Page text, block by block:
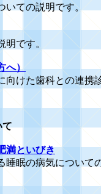
ての説明です。
です。
へ）
向けた歯科との連携
て
満といびき
睡眠の病気について